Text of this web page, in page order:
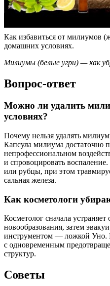
Как избавиться от милиумов
домашних условиях.
Милиумы (белые угри) — как
Вопрос-ответ
Можно ли удалить
условиях?
Почему нельзя удалять
Капсула милиума достаточно
непрофессиональном
и спровоцировать
или рубцы, при этом
сальная железа.
Как косметологи
Косметолог сначала
новообразования, затем
инструментом — ложкой Уно.
с одновременным
структур.
Советы